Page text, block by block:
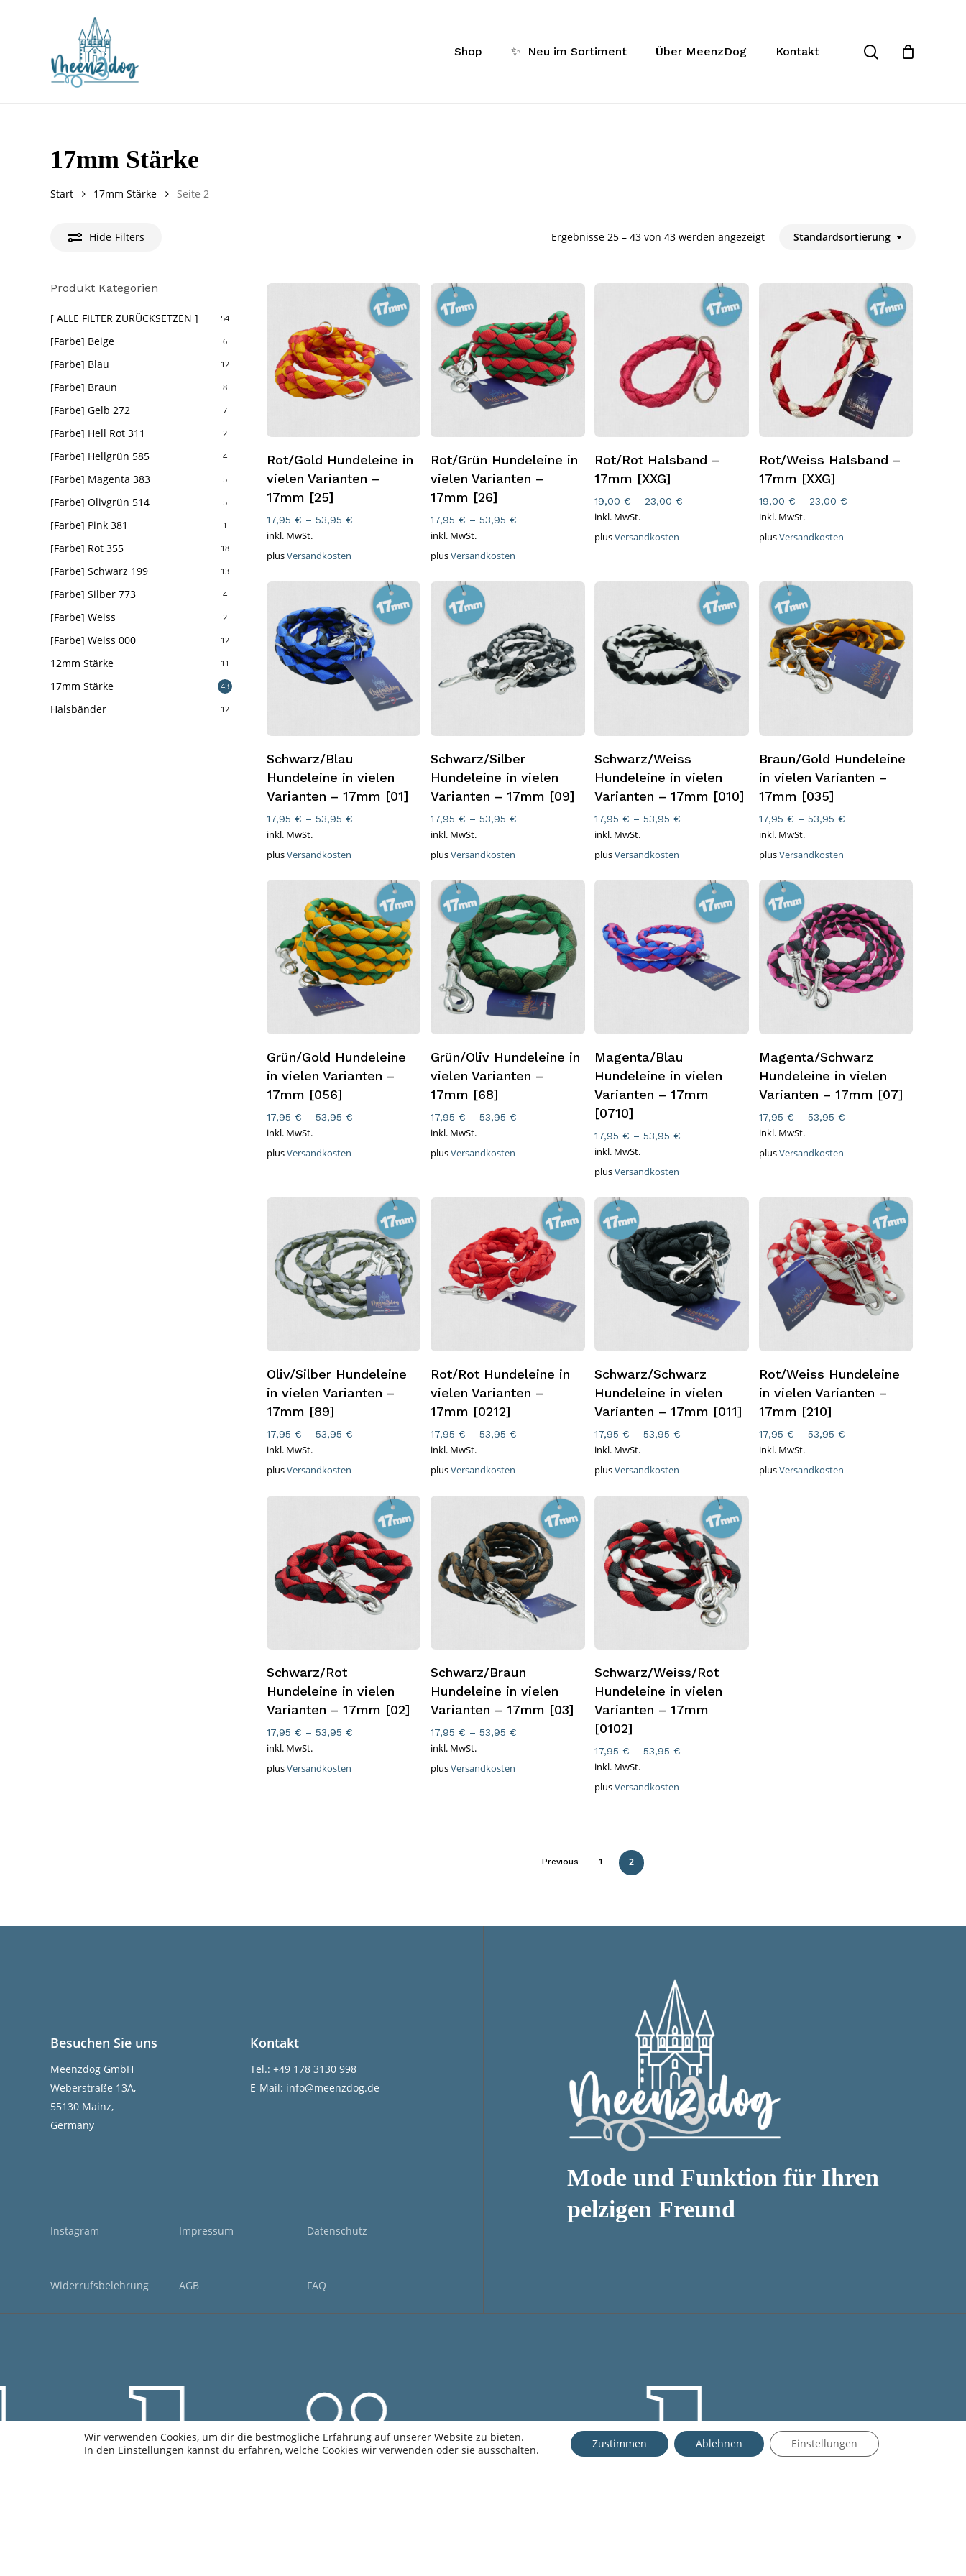
Shop ✨ Neu im Sortiment Über MeenzDog Kontakt search
17mm Stärke
Start 17mm Stärke Seite 2
Hide Filters Ergebnisse 25 – 43 von 43 werden angezeigt Standardsortierung
Produkt Kategorien
[ ALLE FILTER ZURÜCKSETZEN ] 54
[Farbe] Beige 6
[Farbe] Blau 12
[Farbe] Braun 8
[Farbe] Gelb 272 7
[Farbe] Hell Rot 311 2
[Farbe] Hellgrün 585 4
[Farbe] Magenta 383 5
[Farbe] Olivgrün 514 5
[Farbe] Pink 381 1
[Farbe] Rot 355 18
[Farbe] Schwarz 199 13
[Farbe] Silber 773 4
[Farbe] Weiss 2
[Farbe] Weiss 000 12
12mm Stärke 11
17mm Stärke 43
Halsbänder 12
Rot/Gold Hundeleine in
vielen Varianten –
17mm [25]
17,95 € – 53,95 €
inkl. MwSt.
plusVersandkosten
Rot/Grün Hundeleine in
vielen Varianten –
17mm [26]
17,95€ –53,95€
inkl. MwSt.
plusVersandkosten
Rot/Rot Halsband –
17mm [XXG]
19,00€ –23,00€
inkl. MwSt.
plusVersandkosten
Rot/Weiss Halsband –
17mm [XXG]
19,00 € – 23,00 €
inkl. MwSt.
plusVersandkosten
Schwarz/Blau
Hundeleine in vielen
Varianten – 17mm [01]
17,95 € – 53,95 €
inkl. MwSt.
plusVersandkosten
Schwarz/Silber
Hundeleine in vielen
Varianten – 17mm [09]
17,95€ –53,95€
inkl. MwSt.
plusVersandkosten
Schwarz/Weiss
Hundeleine in vielen
Varianten – 17mm [010]
17,95€ –53,95€
inkl. MwSt.
plusVersandkosten
Braun/Gold Hundeleine
in vielen Varianten –
17mm [035]
17,95 € – 53,95 €
inkl. MwSt.
plusVersandkosten
Grün/Gold Hundeleine
in vielen Varianten –
17mm [056]
17,95 € – 53,95 €
inkl. MwSt.
plusVersandkosten
Grün/Oliv Hundeleine in
vielen Varianten –
17mm [68]
17,95€ –53,95€
inkl. MwSt.
plusVersandkosten
Magenta/Blau
Hundeleine in vielen
Varianten – 17mm
[0710]
17,95€ –53,95€
inkl. MwSt.
plusVersandkosten
Magenta/Schwarz
Hundeleine in vielen
Varianten – 17mm [07]
17,95 € – 53,95 €
inkl. MwSt.
plusVersandkosten
Oliv/Silber Hundeleine
in vielen Varianten –
17mm [89]
17,95 € – 53,95 €
inkl. MwSt.
plusVersandkosten
Rot/Rot Hundeleine in
vielen Varianten –
17mm [0212]
17,95€ –53,95€
inkl. MwSt.
plusVersandkosten
Schwarz/Schwarz
Hundeleine in vielen
Varianten – 17mm [011]
17,95€ –53,95€
inkl. MwSt.
plusVersandkosten
Rot/Weiss Hundeleine
in vielen Varianten –
17mm [210]
17,95 € – 53,95 €
inkl. MwSt.
plusVersandkosten
Schwarz/Rot
Hundeleine in vielen
Varianten – 17mm [02]
17,95 € – 53,95 €
inkl. MwSt.
plusVersandkosten
Schwarz/Braun
Hundeleine in vielen
Varianten – 17mm [03]
17,95€ –53,95€
inkl. MwSt.
plusVersandkosten
Schwarz/Weiss/Rot
Hundeleine in vielen
Varianten – 17mm
[0102]
17,95€ –53,95€
inkl. MwSt.
plusVersandkosten
Previous 1 2
Besuchen Sie uns
Meenzdog GmbH
Weberstraße 13A,
55130 Mainz,
Germany
Kontakt
Tel.: +49 178 3130 998
E-Mail: info@meenzdog.de
Instagram Impressum Datenschutz
Widerrufsbelehrung AGB FAQ
Mode und Funktion für Ihren
pelzigen Freund
|
Wir verwenden Cookies, um dir die bestmögliche Erfahrung auf unserer Website zu bieten.
In den Einstellungen kannst du erfahren, welche Cookies wir verwenden oder sie ausschalten. Zustimmen Ablehnen Einstellungen